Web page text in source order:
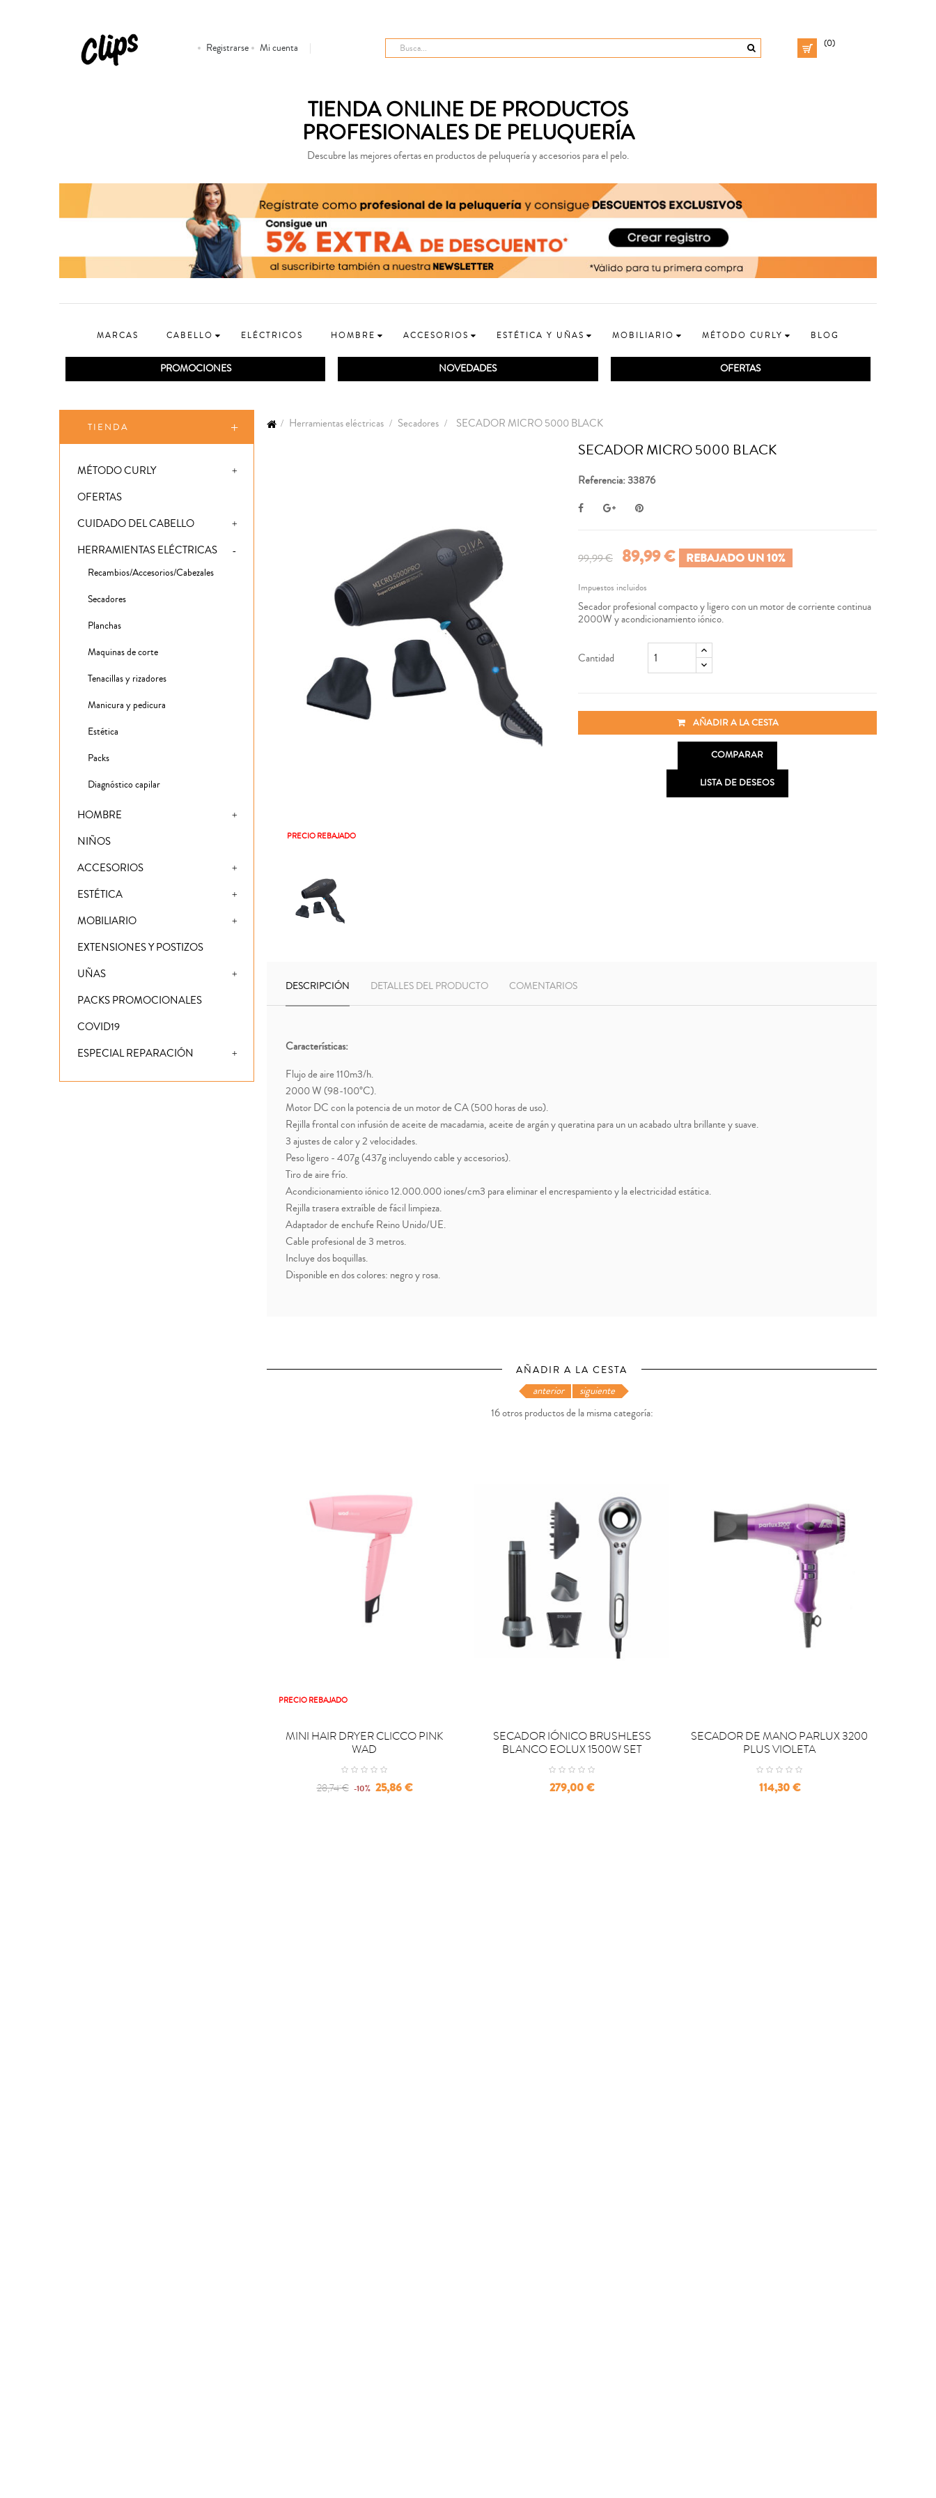
Registrarse Mi cuenta (0)
TIENDA ONLINE DE PRODUCTOS
PROFESIONALES DE PELUQUERÍA
Descubre las mejores ofertas en productos de peluquería y accesorios para el pelo.
MARCAS CABELLO ELÉCTRICOS HOMBRE ACCESORIOS ESTÉTICA Y UÑAS MOBILIARIO MÉTODO CURLY BLOG
PROMOCIONES NOVEDADES OFERTAS
TIENDA
MÉTODO CURLY
OFERTAS
CUIDADO DEL CABELLO
HERRAMIENTAS ELÉCTRICAS
Recambios/Accesorios/Cabezales
Secadores
Planchas
Maquinas de corte
Tenacillas y rizadores
Manicura y pedicura
Estética
Packs
Diagnóstico capilar
HOMBRE
NIÑOS
ACCESORIOS
ESTÉTICA
MOBILIARIO
EXTENSIONES Y POSTIZOS
UÑAS
PACKS PROMOCIONALES
COVID19
ESPECIAL REPARACIÓN
Herramientas eléctricas Secadores SECADOR MICRO 5000 BLACK
PRECIO REBAJADO
SECADOR MICRO 5000 BLACK
Referencia: 33876
99,99 € 89,99 € REBAJADO UN 10%
Impuestos incluidos
Secador profesional compacto y ligero con un motor de corriente continua
2000W y acondicionamiento iónico.
Cantidad
AÑADIR A LA CESTA
COMPARAR
LISTA DE DESEOS
DESCRIPCIÓN DETALLES DEL PRODUCTO COMENTARIOS
Características:
Flujo de aire 110m3/h.
2000 W (98-100°C).
Motor DC con la potencia de un motor de CA (500 horas de uso).
Rejilla frontal con infusión de aceite de macadamia, aceite de argán y queratina para un un acabado ultra brillante y suave.
3 ajustes de calor y 2 velocidades.
Peso ligero - 407g (437g incluyendo cable y accesorios).
Tiro de aire frío.
Acondicionamiento iónico 12.000.000 iones/cm3 para eliminar el encrespamiento y la electricidad estática.
Rejilla trasera extraíble de fácil limpieza.
Adaptador de enchufe Reino Unido/UE.
Cable profesional de 3 metros.
Incluye dos boquillas.
Disponible en dos colores: negro y rosa.
AÑADIR A LA CESTA
16 otros productos de la misma categoría:
PRECIO REBAJADO

MINI HAIR DRYER CLICCO PINK
WAD
Regular
28,74 € -10% Precio
25,86 €
 COMPRAR
SECADOR IÓNICO BRUSHLESS
BLANCO EOLUX 1500W SET
Precio
279,00 €

SECADOR DE MANO PARLUX 3200
PLUS VIOLETA
Precio
114,30 €
anterior siguiente